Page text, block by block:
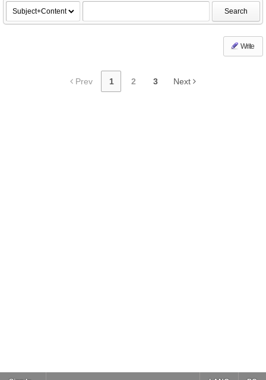
Search
Write
Prev 1 2 3 Next